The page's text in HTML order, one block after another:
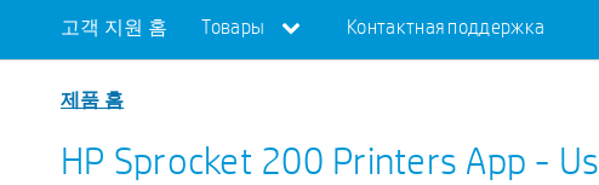
고객 지원 홈 Товары Контактная поддержка
제품 홈
HP Sprocket 200 Printers App -